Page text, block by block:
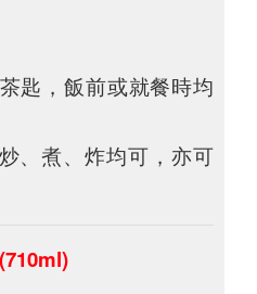
匙，飯前或就餐時均
、煮、炸均可，亦可